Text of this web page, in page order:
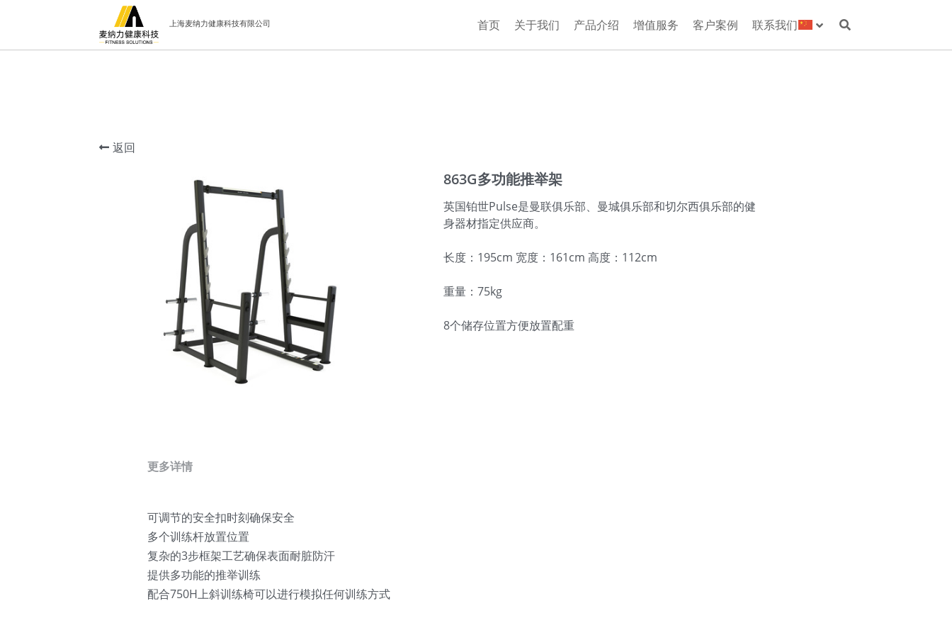
上海麦纳力健康科技有限公司 首页 关于我们 产品介绍 增值服务 客户案例 联系我们
返回
863G多功能推举架
英国铂世Pulse是曼联俱乐部、曼城俱乐部和切尔西俱乐部的健
身器材指定供应商。
长度：195cm 宽度：161cm 高度：112cm
重量：75kg
8个储存位置方便放置配重
更多详情
可调节的安全扣时刻确保安全
多个训练杆放置位置
复杂的3步框架工艺确保表面耐脏防汗
提供多功能的推举训练
配合750H上斜训练椅可以进行模拟任何训练方式